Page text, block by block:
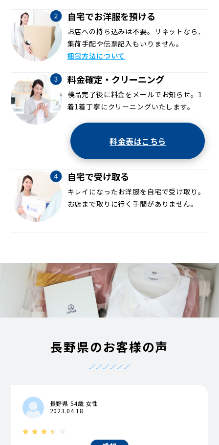
自宅でお洋服を預ける
お店への持ち込みは不要。リネットなら、
集荷手配や伝票記入もいりません。
梱包方法について
料金確定・クリーニング
検品完了後に料金をメールでお知らせ。1
着1着丁寧にクリーニングいたします。
料金表はこちら
自宅で受け取る
キレイになったお洋服を自宅で受け取り。
お店まで取りに行く手間がありません。
長野県のお客様の声
長野県 54歳 女性
2023.04.18